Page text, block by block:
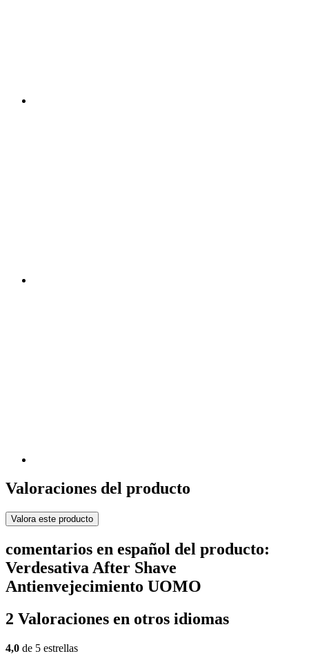
Valoraciones del producto
Valora este producto
comentarios en español del producto:
Verdesativa After Shave
Antienvejecimiento UOMO
2 Valoraciones en otros idiomas
4,0 de 5 estrellas